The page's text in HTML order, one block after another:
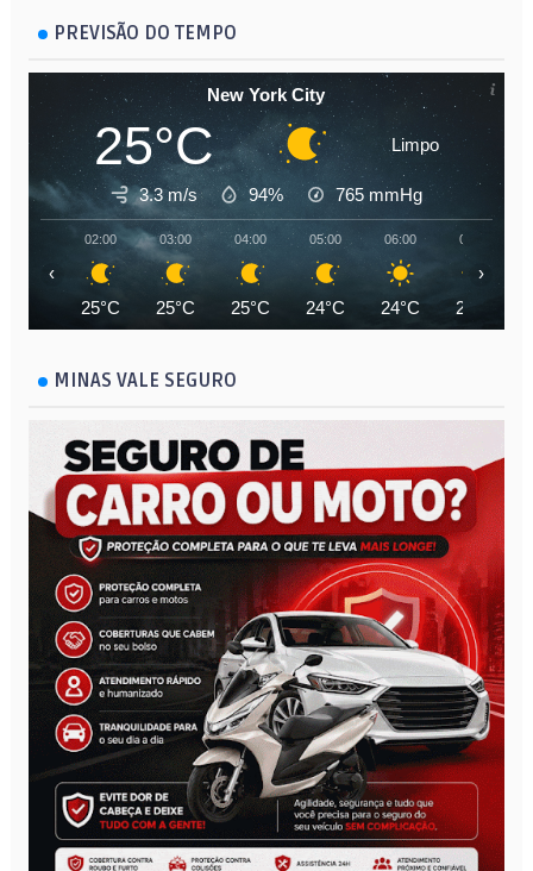
PREVISÃO DO TEMPO
New York City
25°C Limpo
3.3 m/s 94% 765 mmHg
02:00
25°C
03:00
25°C
04:00
25°C
05:00
24°C
06:00
24°C
07:00
24°C
‹ ›
MINAS VALE SEGURO